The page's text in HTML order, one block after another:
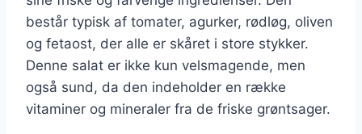
består typisk af tomater, agurker, rødløg, oliven
og fetaost, der alle er skåret i store stykker.
Denne salat er ikke kun velsmagende, men
også sund, da den indeholder en række
vitaminer og mineraler fra de friske grøntsager.